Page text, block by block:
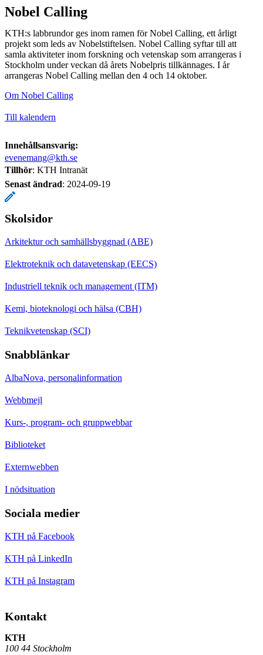
Nobel Calling
KTH:s labbrundor ges inom ramen för Nobel Calling, ett årligt
projekt som leds av Nobelstiftelsen. Nobel Calling syftar till att
samla aktiviteter inom forskning och vetenskap som arrangeras i
Stockholm under veckan då årets Nobelpris tillkännages. I år
arrangeras Nobel Calling mellan den 4 och 14 oktober.
Om Nobel Calling
Till kalendern
Innehållsansvarig:
evenemang@kth.se
Tillhör: KTH Intranät
Senast ändrad: 2024-09-19
Skolsidor
Arkitektur och samhällsbyggnad (ABE)
Elektroteknik och datavetenskap (EECS)
Industriell teknik och management (ITM)
Kemi, bioteknologi och hälsa (CBH)
Teknikvetenskap (SCI)
Snabblänkar
AlbaNova, personalinformation
Webbmejl
Kurs-, program- och gruppwebbar
Biblioteket
Externwebben
I nödsituation
Sociala medier
KTH på Facebook
KTH på LinkedIn
KTH på Instagram
Kontakt
KTH
100 44 Stockholm